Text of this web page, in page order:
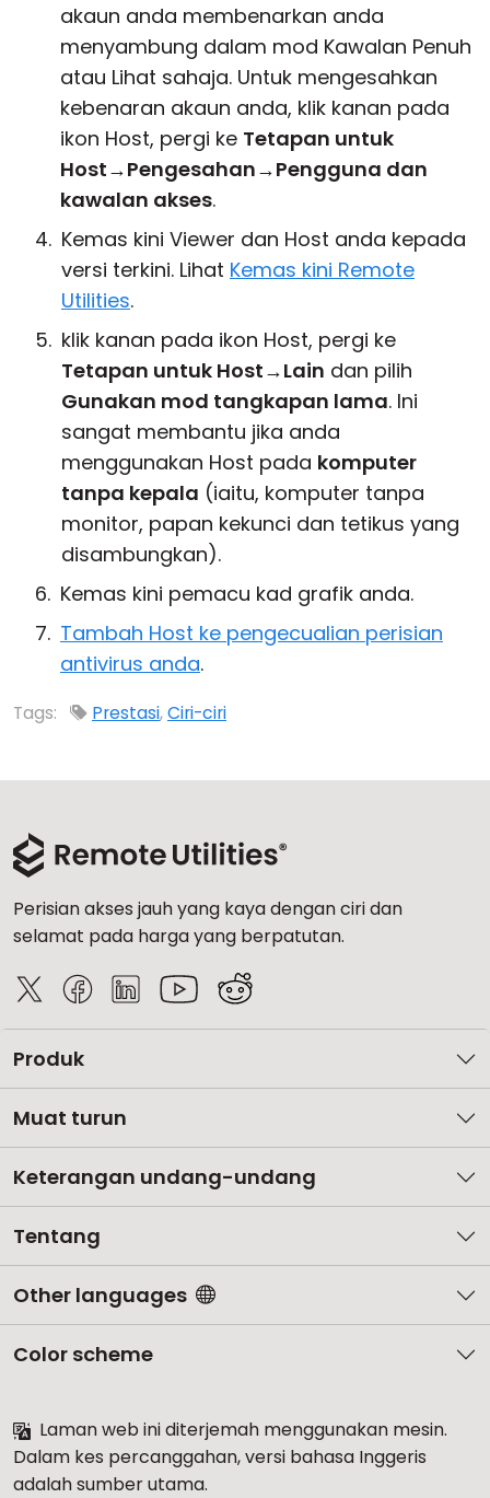
akaun anda membenarkan anda
menyambung dalam mod Kawalan Penuh
atau Lihat sahaja. Untuk mengesahkan
kebenaran akaun anda, klik kanan pada
ikon Host, pergi ke Tetapan untuk
Host→Pengesahan→Pengguna dan
kawalan akses.
Kemas kini Viewer dan Host anda kepada
versi terkini. Lihat Kemas kini Remote
Utilities.
klik kanan pada ikon Host, pergi ke
Tetapan untuk Host→Lain dan pilih
Gunakan mod tangkapan lama. Ini
sangat membantu jika anda
menggunakan Host pada komputer
tanpa kepala (iaitu, komputer tanpa
monitor, papan kekunci dan tetikus yang
disambungkan).
Kemas kini pemacu kad grafik anda.
Tambah Host ke pengecualian perisian
antivirus anda.
Tags: Prestasi,Ciri-ciri
Perisian akses jauh yang kaya dengan ciri dan
selamat pada harga yang berpatutan.
Produk
Muat turun
Keterangan undang-undang
Tentang
Other languages
Color scheme
Laman web ini diterjemah menggunakan mesin.
Dalam kes percanggahan, versi bahasa Inggeris
adalah sumber utama.